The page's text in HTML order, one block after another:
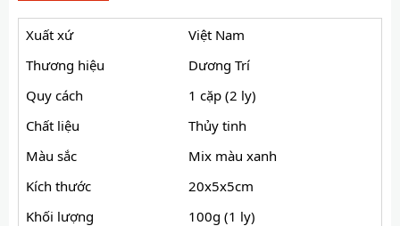
Xuất xứ
Việt Nam
Thương hiệu
Dương Trí
Quy cách
1 cặp (2 ly)
Chất liệu
Thủy tinh
Màu sắc
Mix màu xanh
Kích thước
20x5x5cm
Khối lượng
100g (1 ly)